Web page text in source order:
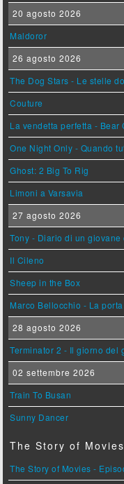
20 agosto 2026
Maldoror
26 agosto 2026
The Dog Stars - Le stelle
Couture
La vendetta perfetta - Bear
One Night Only - Quando
Ghost: 2 Big To Rig
Limoni a Varsavia
27 agosto 2026
Tony - Diario di un giovane
Il Cileno
Sheep in the Box
Marco Bellocchio - La
28 agosto 2026
Terminator 2 - Il giorno del
02 settembre 2026
Train To Busan
Sunny Dancer
The Story of Movies
The Story of Movies -